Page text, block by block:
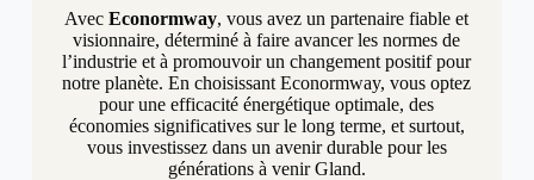
AvecEconormway, vous avez un partenaire fiable et
visionnaire, déterminé à faire avancer les normes de
l’industrie et à promouvoir un changement positif pour
notre planète. En choisissant Econormway, vous optez
pour une efficacité énergétique optimale, des
économies significatives sur le long terme, et surtout,
vous investissez dans un avenir durable pour les
générations à venir Gland.